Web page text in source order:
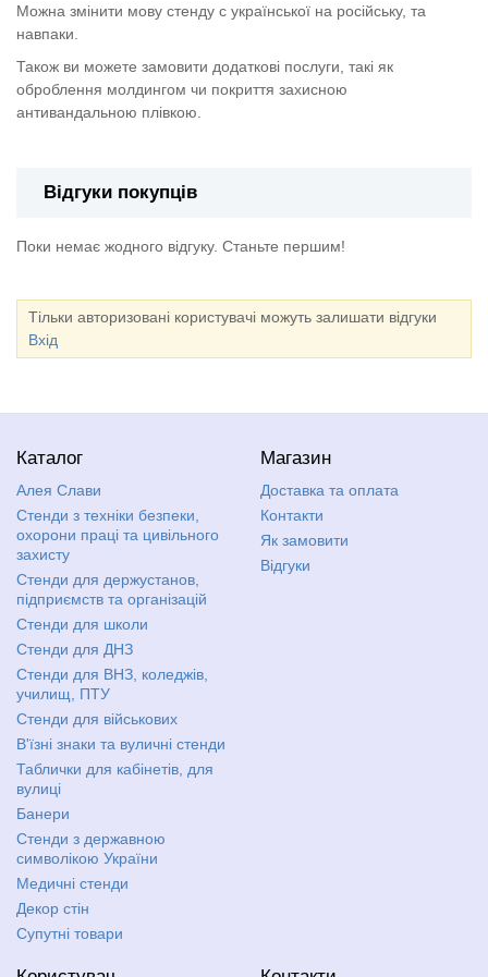
Можна змінити мову стенду с української на російську, та
навпаки.
Також ви можете замовити додаткові послуги, такі як
оброблення молдингом чи покриття захисною
антивандальною плівкою.
Відгуки покупців
Поки немає жодного відгуку. Станьте першим!
Тільки авторизовані користувачі можуть залишати відгуки
Вхід
Каталог
Алея Слави
Стенди з техніки безпеки,
охорони праці та цивільного
захисту
Стенди для держустанов,
підприємств та організацій
Стенди для школи
Стенди для ДНЗ
Стенди для ВНЗ, коледжів,
училищ, ПТУ
Стенди для військових
В'їзні знаки та вуличні стенди
Таблички для кабінетів, для
вулиці
Банери
Стенди з державною
символікою України
Медичні стенди
Декор стін
Супутні товари
Магазин
Доставка та оплата
Контакти
Як замовити
Відгуки